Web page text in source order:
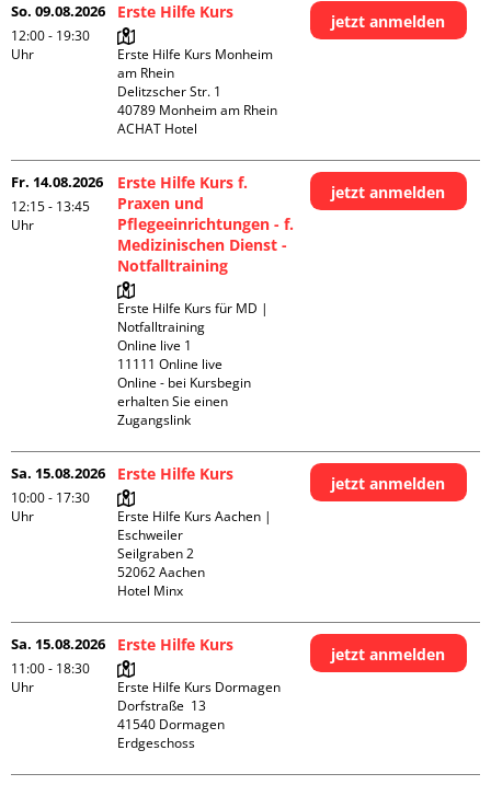
So. 09.08.2026
12:00 - 19:30
Uhr
Erste Hilfe Kurs
Erste Hilfe Kurs Monheim
am Rhein
Delitzscher Str. 1
40789 Monheim am Rhein
ACHAT Hotel
jetzt anmelden
Fr. 14.08.2026
12:15 - 13:45
Uhr
Erste Hilfe Kurs f.
Praxen und
Pflegeeinrichtungen - f.
Medizinischen Dienst -
Notfalltraining
Erste Hilfe Kurs für MD |
Notfalltraining
Online live 1
11111 Online live
Online - bei Kursbegin
erhalten Sie einen
Zugangslink
jetzt anmelden
Sa. 15.08.2026
10:00 - 17:30
Uhr
Erste Hilfe Kurs
Erste Hilfe Kurs Aachen |
Eschweiler
Seilgraben 2
52062 Aachen
Hotel Minx
jetzt anmelden
Sa. 15.08.2026
11:00 - 18:30
Uhr
Erste Hilfe Kurs
Erste Hilfe Kurs Dormagen
Dorfstraße  13
41540 Dormagen
Erdgeschoss
jetzt anmelden